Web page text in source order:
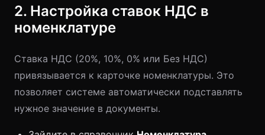
2. Настройка ставок НДС в
номенклатуре
Ставка НДС (20%, 10%, 0% или Без НДС)
привязывается к карточке номенклатуры. Это
позволяет системе автоматически подставлять
нужное значение в документы.